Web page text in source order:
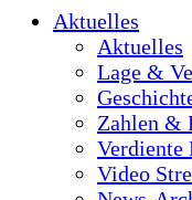
Aktuelles
Aktuelles
Lage &
Zahlen &
Verdiente
Video